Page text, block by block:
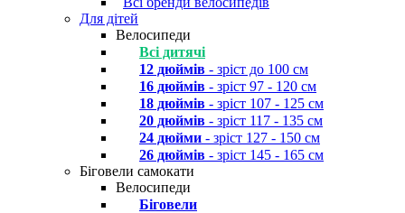
Для дітей
Велосипеди
Всі дитячі
12 дюймів - зріст до 100 см
16 дюймів - зріст 97 - 120 см
18 дюймів - зріст 107 - 125 см
20 дюймів - зріст 117 - 135 см
24 дюйми - зріст 127 - 150 см
26 дюймів - зріст 145 - 165 см
Біговели самокати
Велосипеди
Біговели